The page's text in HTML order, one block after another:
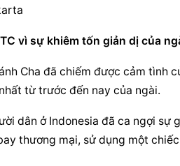
vì sự khiêm tốn giản dị của
Cha đã chiếm được cảm tình
từ ​​trước đến nay của ngài.
dân ở Indonesia đã ca ngợi sự
thương mại, sử dụng một